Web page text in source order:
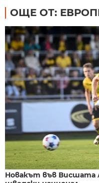
ОЩЕ ОТ:
Новакът във Висшата